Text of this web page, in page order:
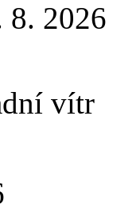
8. 2026
vítr